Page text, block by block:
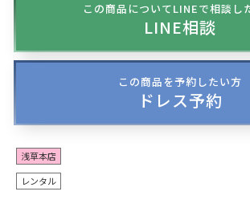
この商品についてLINEで相談し
LINE相談
この商品を予約したい方
ドレス予約
浅草本店
レンタル